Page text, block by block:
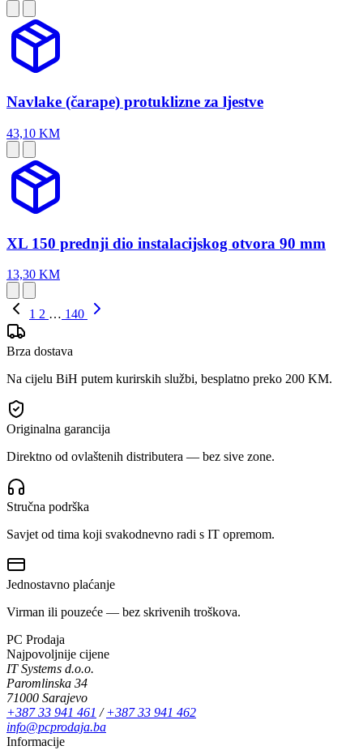
Navlake (čarape) protuklizne za ljestve
43,10 KM
XL 150 prednji dio instalacijskog otvora 90 mm
13,30 KM
1 2 … 140
Brza dostava
Na cijelu BiH putem kurirskih službi, besplatno preko 200 KM.
Originalna garancija
Direktno od ovlaštenih distributera — bez sive zone.
Stručna podrška
Savjet od tima koji svakodnevno radi s IT opremom.
Jednostavno plaćanje
Virman ili pouzeće — bez skrivenih troškova.
PC Prodaja
Najpovoljnije cijene
IT Systems d.o.o.
Paromlinska 34
71000 Sarajevo
+387 33 941 461 /+387 33 941 462
info@pcprodaja.ba
Informacije